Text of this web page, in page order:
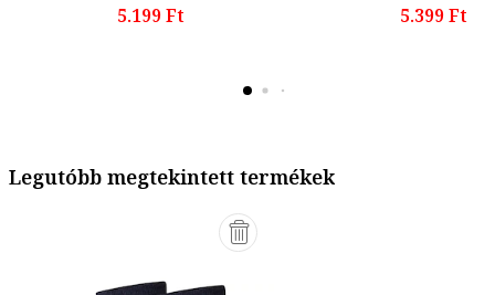
5.199 Ft
5.399 Ft
Legutóbb megtekintett termékek